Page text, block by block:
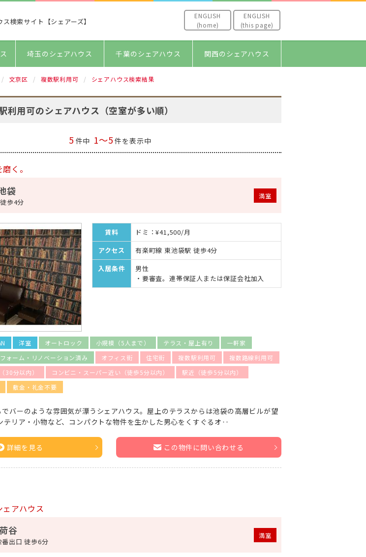
検索サイト【シェアーズ】
ENGLISH
(home)
ENGLISH
(this page)
埼玉のシェアハウス 千葉のシェアハウス 関西のシェアハウス
文京区 複数駅利用可 シェアハウス検索結果
利用可のシェアハウス（空室が多い順）
5 件中 1～5 件を表示中
く。
袋
歩4分
満室
賃料
ドミ：¥41,500/月
アクセス
有楽町線 東池袋駅 徒歩4分
入居条件
男性
・要審査。連帯保証人または保証会社加入
洋室 オートロック 小規模（5人まで） テラス・屋上有り
一軒家
ォーム・リノベーション済み オフィス街 住宅街 複数駅利用可
複数路線利用可
30分以内）
コンビニ・スーパー近い（徒歩5分以内）
駅近（徒歩5分以内）
敷金・礼金不要
バーのような雰囲気が漂うシェアハウス。屋上のテラスからは池袋の高層ビルが望
テリア・小物など、コンパクトな物件を生かした男心をくすぐるオ‥
詳細を見る この物件に問い合わせる
アハウス
谷
出口 徒歩6分
満室